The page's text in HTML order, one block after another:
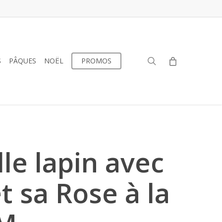
PÂQUES NOËL PROMOS search
lapin avec
sa Rose à la